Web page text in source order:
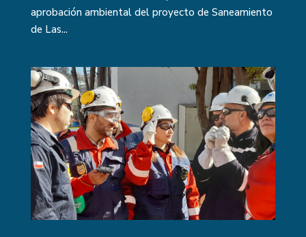
aprobación ambiental del proyecto de Saneamiento
de Las...